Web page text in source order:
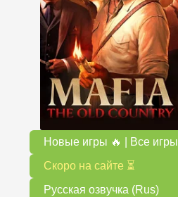
Новые игры 🔥 | Все игры
Скоро на сайте ⏳
Русская озвучка (Rus)